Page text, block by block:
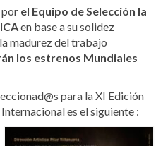
por el Equipo de Selección la
en base a su solidez
madurez del trabajo
los estrenos Mundiales
para la XI Edición
es el siguiente :